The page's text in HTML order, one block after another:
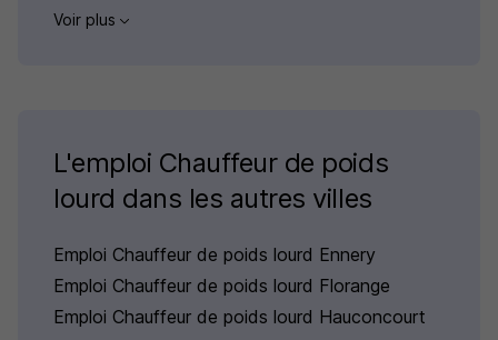
Voir plus
L'emploi Chauffeur de poids
lourd dans les autres villes
Emploi Chauffeur de poids lourd Ennery
Emploi Chauffeur de poids lourd Florange
Emploi Chauffeur de poids lourd Hauconcourt